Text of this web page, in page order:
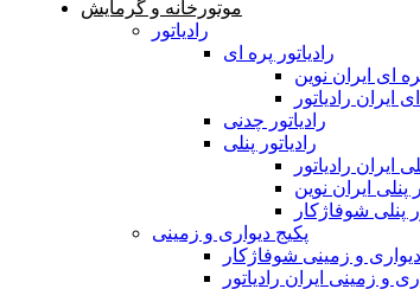
موتورخانه و گرمایش
رادیاتور
رادیاتور پره ای
ای ایران نوین
ایران رادیاتور
رادیاتور چدنی
رادیاتور پنلی
ایران رادیاتور
پنلی ایران نوین
پنلی شوفاژکار
پکیج دیواری و زمینی
و زمینی شوفاژکار
و زمینی ایران رادیاتور